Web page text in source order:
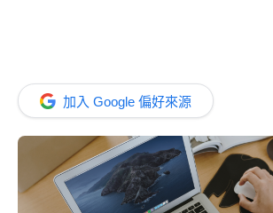
加入 Google 偏好來源